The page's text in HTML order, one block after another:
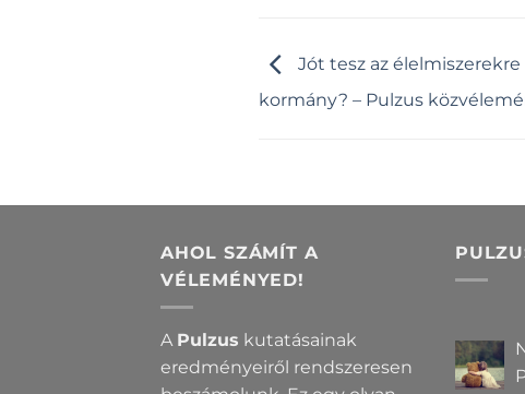
Jót tesz az
kormány? – Pulzus
AHOL SZÁMÍT A
VÉLEMÉNYED!
A Pulzus kutatásainak
eredményeiről rendszeresen